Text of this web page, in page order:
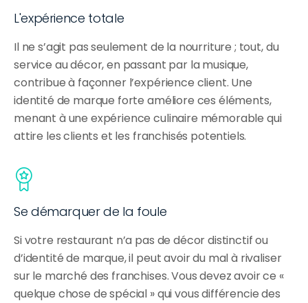
L'expérience totale
Il ne s’agit pas seulement de la nourriture ; tout, du
service au décor, en passant par la musique,
contribue à façonner l’expérience client. Une
identité de marque forte améliore ces éléments,
menant à une expérience culinaire mémorable qui
attire les clients et les franchisés potentiels.
Se démarquer de la foule
Si votre restaurant n’a pas de décor distinctif ou
d’identité de marque, il peut avoir du mal à rivaliser
sur le marché des franchises. Vous devez avoir ce «
quelque chose de spécial » qui vous différencie des